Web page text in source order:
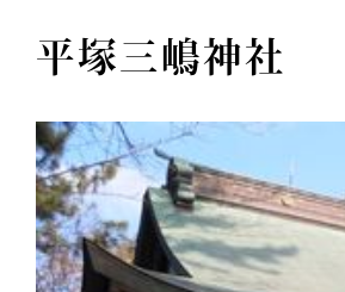
平塚三嶋神社